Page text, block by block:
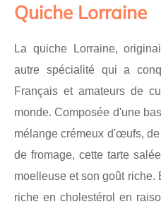
Quiche Lorraine
La quiche Lorraine,
autre spécialité qui a
Français et amateurs de
monde. Composée d'une
mélange crémeux d'œufs,
de fromage, cette tarte
moelleuse et son goût
riche en cholestérol en